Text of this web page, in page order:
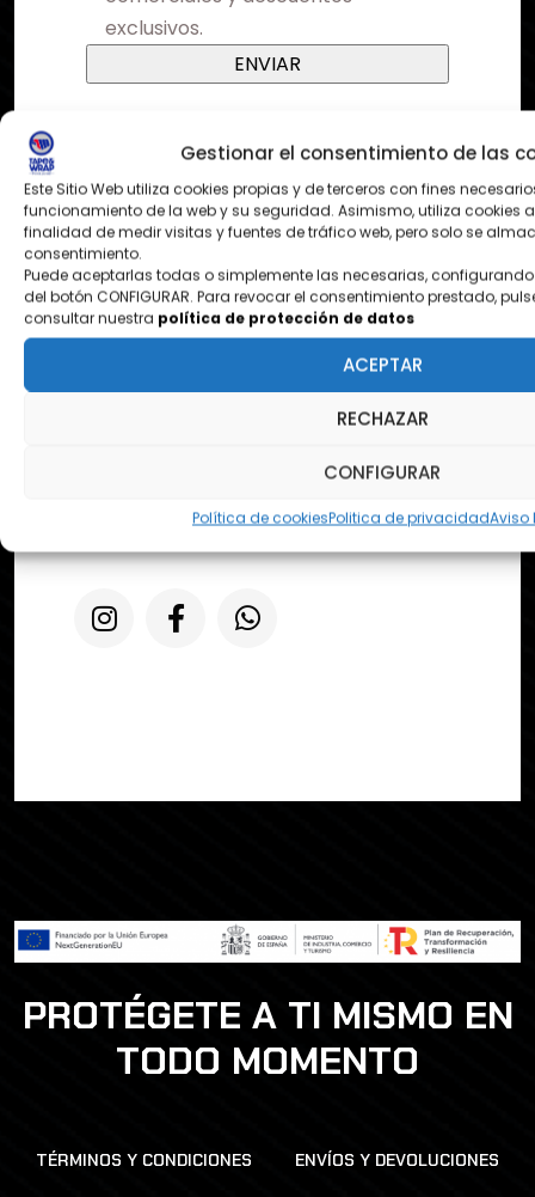
Gestionar el consentimiento de las
Este Sitio Web utiliza cookies propias y de terceros con fines
funcionamiento de la web y su seguridad. Asimismo, utiliza cookies
finalidad de medir visitas y fuentes de tráfico web, pero solo se
consentimiento.
Puede aceptarlas todas o simplemente las necesarias,
del botón CONFIGURAR. Para revocar el consentimiento prestado,
consultar nuestra política de protección de datos
ACEPTAR
RECHAZAR
CONFIGURAR
Política de cookiesPolitica de privacidadAviso
exclusivos.
¿DONDE ESTAMOS?
contacto@tapeandwrap.org
PROTÉGETE A TI MISMO EN
TODO MOMENTO
TÉRMINOS Y CONDICIONES ENVÍOS Y DEVOLUCIONES